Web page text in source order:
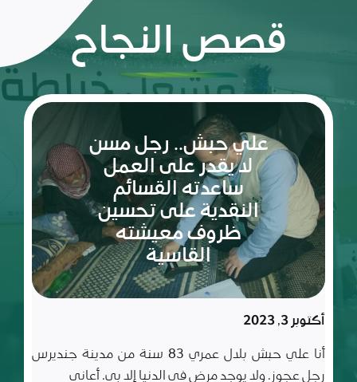
قصص النجاح
ريم:
شعلة
والإصرار
في عالم
مليء
بالتحديات
سبتمبر 10, 2023
ريم طفلة لم تكمل ربيعاها التاسع بعد، شعلة متوقدة
في العلم والأدب والأخلاق، تعيش مع أسرة تتألف من أب
وأم